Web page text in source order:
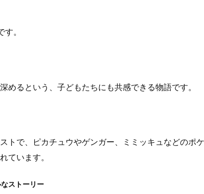
。
めるという、子どもたちにも共感できる物語です。
トで、ピカチュウやゲンガー、ミミッキュなどのポ
ています。
ストーリー